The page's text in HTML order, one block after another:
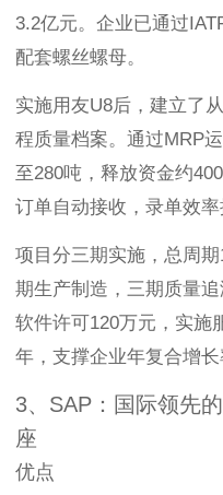
3.2亿元。企业已通过
配套螺丝螺母。
实施用友U8后，建立了
程质量档案。通过MRP
至280吨，释放资金约
订单自动接收，录单效率
项目分三期实施，总周
期生产制造，三期质量
软件许可120万元，实施
年，支撑企业年复合增长
3、SAP：国际领先
座
优点